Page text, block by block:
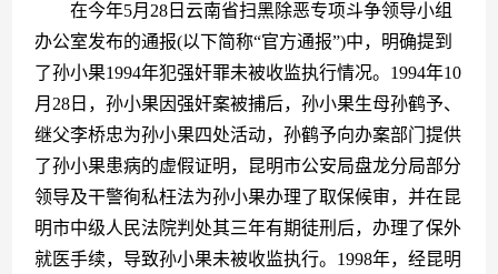
在今年5月28日云南省扫黑除恶专项斗争领导小组
办公室发布的通报(以下简称“官方通报”)中，明确提到
了孙小果1994年犯强奸罪未被收监执行情况。1994年10
月28日，孙小果因强奸案被捕后，孙小果生母孙鹤予、
继父李桥忠为孙小果四处活动，孙鹤予向办案部门提供
了孙小果患病的虚假证明，昆明市公安局盘龙分局部分
领导及干警徇私枉法为孙小果办理了取保候审，并在昆
明市中级人民法院判处其三年有期徒刑后，办理了保外
就医手续，导致孙小果未被收监执行。1998年，经昆明